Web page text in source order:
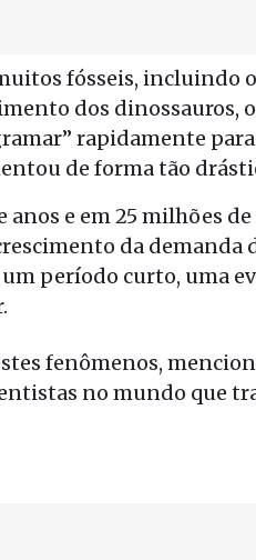
fósseis, incluindo
dos dinossauros,
rapidamente
de forma tão
e em 25 milhões de
da demanda
período curto, uma
fenômenos,
no mundo que